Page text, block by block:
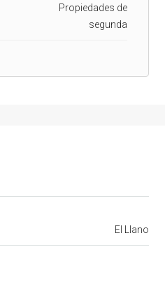
Propiedades de
segunda
El Llano